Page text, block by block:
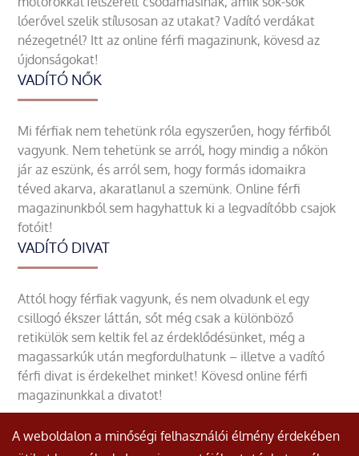
lóerővel szelik stílusosan az utakat? Vadító verdákat
nézegetnél? Itt az online férfi magazinunk, kövesd az
újdonságokat!
VADÍTÓ NŐK
Mi férfiak nem tehetünk róla egyszerűen, hogy férfiből
vagyunk. Nem tehetünk se arról, hogy mindig a nőkön
jár az eszünk, és arról sem, hogy formás idomaikra
téved akarva, akaratlanul a szemünk. Online férfi
magazinunkból sem hagyhattuk ki a legvadítóbb csajok
fotóit!
VADÍTÓ DIVAT
Attól hogy férfiak vagyunk, és nem olvadunk el egy
csillogó ékszer láttán, sőt még csak a különböző
retikülök sem keltik fel az érdeklődésünket, még a
magassarkúk után megfordulhatunk – illetve a vadító
férfi divat is érdekelhet minket! Kövesd online férfi
magazinunkkal a divatot!
A weboldalon a minőségi felhasználói élmény érdekében